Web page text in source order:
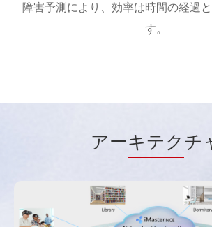
障害予測により、効率は時間の経過
す。
アーキテク チ